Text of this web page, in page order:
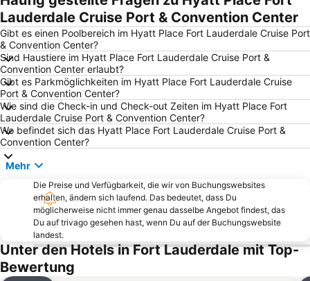
Bayside Marketplace
Dadeland Mall
Bayfront Park
Coconut Grove
Miami Beach Marina
Bal Harbour Shops
Kaseya Center
Lincoln Road
Keys Islands
Bayside District
Fort Lauderdale Executive Airport
Aventura Mall
Biscayne Island
Downtown Miami
Buena Vista East Historic District
Design District
Hard Rock Cafe Miami
Las Olas Boulevard
The Paris Apartment
Miami International Mall
University of Miami
Upper Eastside
Midtown
Lauderdale Cruise Port & Convention Center
Gibt es einen Poolbereich im Hyatt Place Fort Lauderdale Cruise Port
& Convention Center?
Sind Haustiere im Hyatt Place Fort Lauderdale Cruise Port &
Convention Center erlaubt?
Gibt es Parkmöglichkeiten im Hyatt Place Fort Lauderdale Cruise
Port & Convention Center?
Wie sind die Check-in und Check-out Zeiten im Hyatt Place Fort
Lauderdale Cruise Port & Convention Center?
Wo befindet sich das Hyatt Place Fort Lauderdale Cruise Port &
Convention Center?
Mehr
Die Preise und Verfügbarkeit, die wir von Buchungswebsites
erhalten, ändern sich laufend. Das bedeutet, dass Du
möglicherweise nicht immer genau dasselbe Angebot findest, das
Du auf trivago gesehen hast, wenn Du auf der Buchungswebsite
landest.
Unter den Hotels in Fort Lauderdale mit Top-
Bewertung